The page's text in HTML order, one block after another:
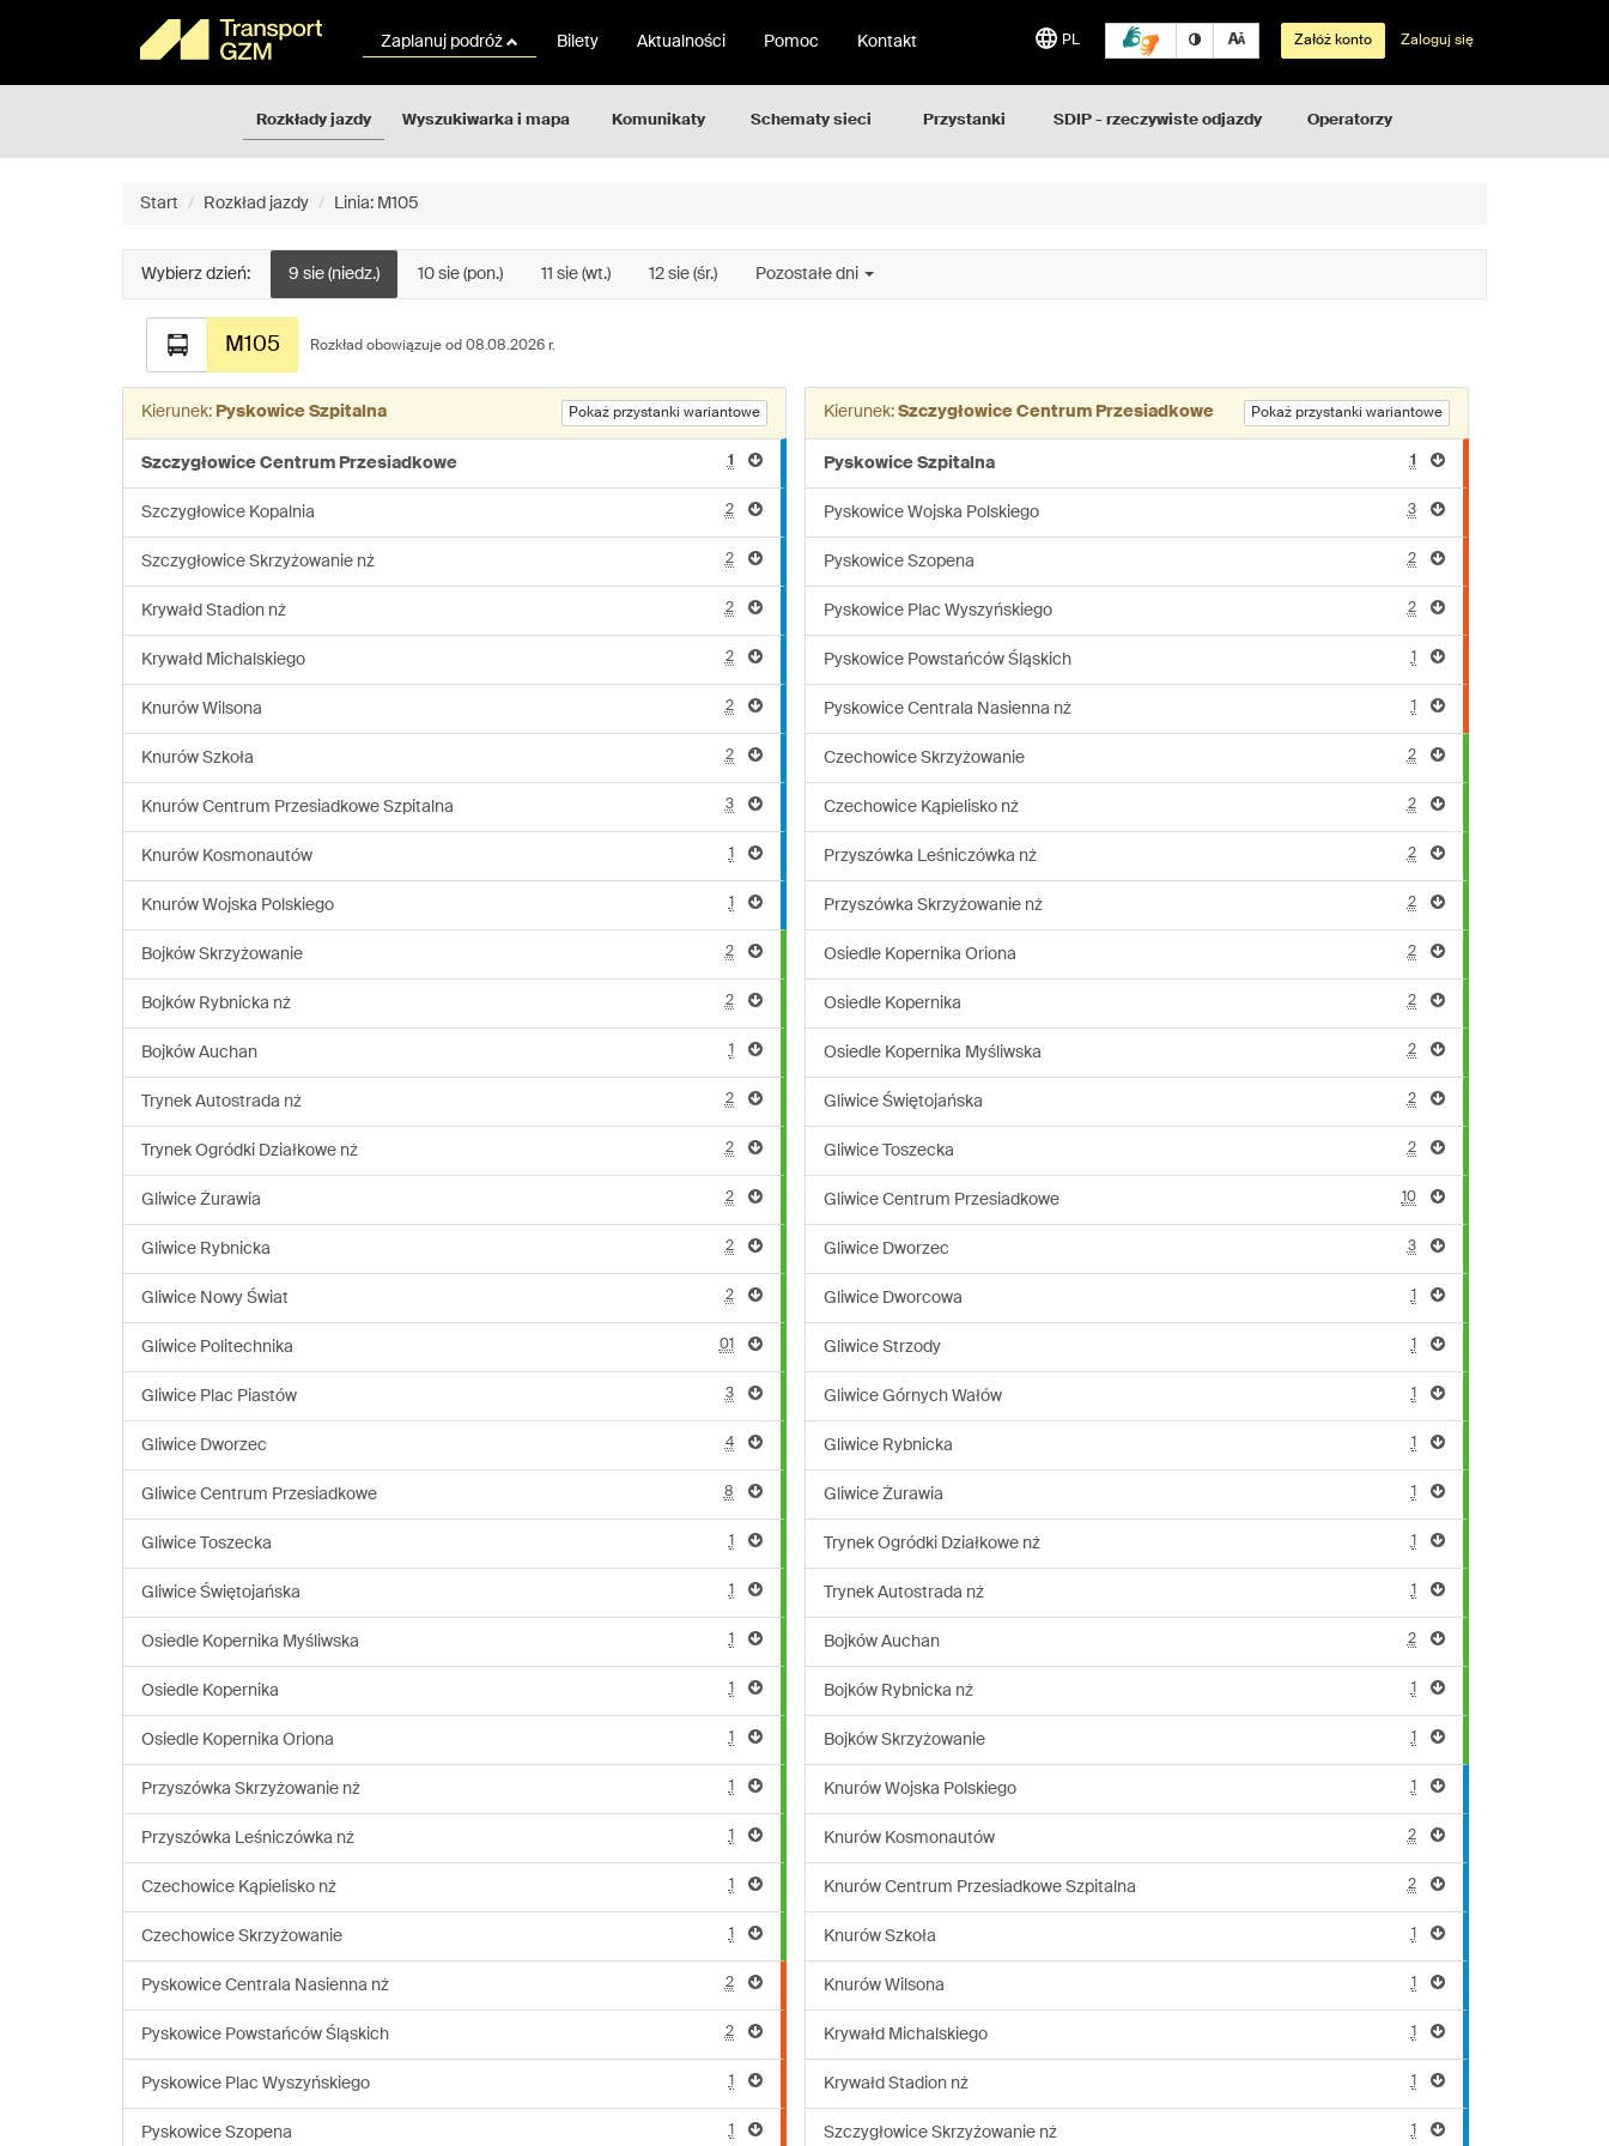
strony
Zaplanuj podróż Bilety Aktualności Pomoc Kontakt PL Załóż konto Zaloguj się
Rozkłady jazdy Wyszukiwarka i mapa Komunikaty Schematy sieci Przystanki SDIP - rzeczywiste odjazdy Operatorzy
Start Rozkład jazdy Linia: M105
Wybierz dzień: 9 sie (niedz.) 10 sie (pon.) 11 sie (wt.) 12 sie (śr.) Pozostałe dni
M105
jazdy
linii:
M105
Rozkład obowiązuje od 08.08.2026 r.
Kierunek: Pyskowice Szpitalna Pokaż przystanki wariantowe
Szczygłowice Centrum Przesiadkowe 1
Szczygłowice Kopalnia 2
Szczygłowice Skrzyżowanie nż 2
Krywałd Stadion nż 2
Krywałd Michalskiego 2
Knurów Wilsona 2
Knurów Szkoła 2
Knurów Centrum Przesiadkowe Szpitalna 3
Knurów Kosmonautów 1
Knurów Wojska Polskiego 1
Bojków Skrzyżowanie 2
Bojków Rybnicka nż 2
Bojków Auchan 1
Trynek Autostrada nż 2
Trynek Ogródki Działkowe nż 2
Gliwice Żurawia 2
Gliwice Rybnicka 2
Gliwice Nowy Świat 2
Gliwice Politechnika 01
Gliwice Plac Piastów 3
Gliwice Dworzec 4
Gliwice Centrum Przesiadkowe 8
Gliwice Toszecka 1
Gliwice Świętojańska 1
Osiedle Kopernika Myśliwska 1
Osiedle Kopernika 1
Osiedle Kopernika Oriona 1
Przyszówka Skrzyżowanie nż 1
Przyszówka Leśniczówka nż 1
Czechowice Kąpielisko nż 1
Czechowice Skrzyżowanie 1
Pyskowice Centrala Nasienna nż 2
Pyskowice Powstańców Śląskich 2
Pyskowice Plac Wyszyńskiego 1
Pyskowice Szopena 1
Kierunek: Szczygłowice Centrum Przesiadkowe Pokaż przystanki wariantowe
Pyskowice Szpitalna 1
Pyskowice Wojska Polskiego 3
Pyskowice Szopena 2
Pyskowice Plac Wyszyńskiego 2
Pyskowice Powstańców Śląskich 1
Pyskowice Centrala Nasienna nż 1
Czechowice Skrzyżowanie 2
Czechowice Kąpielisko nż 2
Przyszówka Leśniczówka nż 2
Przyszówka Skrzyżowanie nż 2
Osiedle Kopernika Oriona 2
Osiedle Kopernika 2
Osiedle Kopernika Myśliwska 2
Gliwice Świętojańska 2
Gliwice Toszecka 2
Gliwice Centrum Przesiadkowe 10
Gliwice Dworzec 3
Gliwice Dworcowa 1
Gliwice Strzody 1
Gliwice Górnych Wałów 1
Gliwice Rybnicka 1
Gliwice Żurawia 1
Trynek Ogródki Działkowe nż 1
Trynek Autostrada nż 1
Bojków Auchan 2
Bojków Rybnicka nż 1
Bojków Skrzyżowanie 1
Knurów Wojska Polskiego 1
Knurów Kosmonautów 2
Knurów Centrum Przesiadkowe Szpitalna 2
Knurów Szkoła 1
Knurów Wilsona 1
Krywałd Michalskiego 1
Krywałd Stadion nż 1
Szczygłowice Skrzyżowanie nż 1